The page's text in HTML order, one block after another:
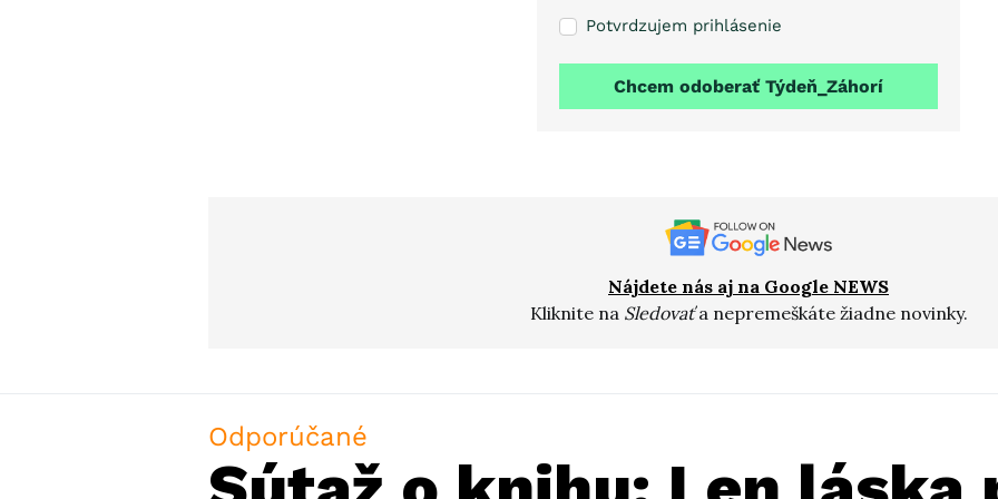
Potvrdzujem prihlásenie
Chcem odoberať Týdeň_Záhorí
Nájdete nás aj na Google NEWS
Kliknite na Sledovaťa nepremeškáte žiadne novinky.
Odporúčané